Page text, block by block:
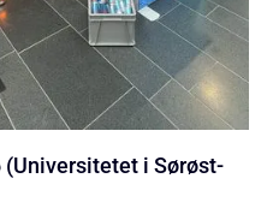
(Universitetet i Sørøst-